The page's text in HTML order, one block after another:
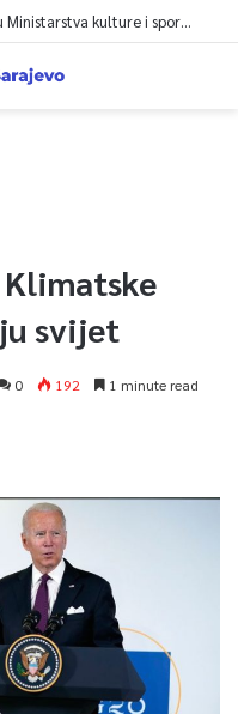
Bh. plivačica Iman Avdić uz podršku Ministarstva kulture i sporta KS kreće na Evropsko prvenstvo i Mediteranske igre
Klimatske
svijet
0 192 1 minute read